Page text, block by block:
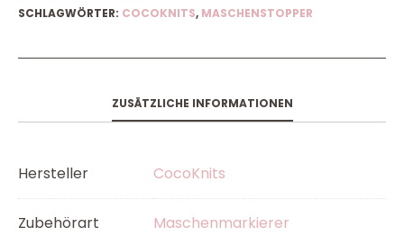
SCHLAGWÖRTER: COCOKNITS, MASCHENSTOPPER
ZUSÄTZLICHE INFORMATIONEN
Hersteller CocoKnits
Zubehörart Maschenmarkierer